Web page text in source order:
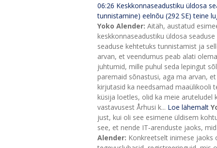
06:26 Keskkonnaseadustiku üldosa
tunnistamine) eelnõu (292 SE) teine
Yoko Alender: Aitäh, austatud
keskkonnaseadustiku üldosa
seaduse kehtetuks tunnistamist ja
arvan, et veendumus peab alati
juhtumid, mille puhul seda lepingut
paremaid sõnastusi, aga ma arvan,
kirjutasid ka needsamad maaülikooli
küsija loetles, olid ka meie aruteludel
vastavusest Århusi k... Loe lähemalt
just, kui oli see esimene üldisem
see, et nende IT‑arenduste jaoks,
Alender: Konkreetselt inimese jaoks